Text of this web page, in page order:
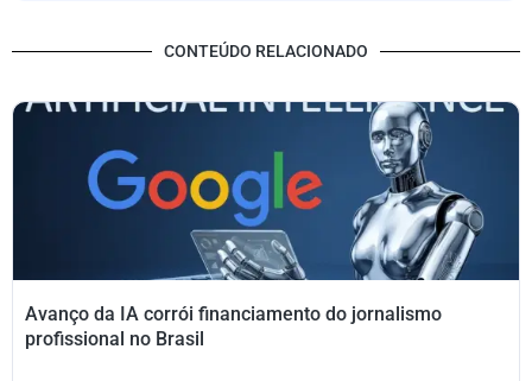
CONTEÚDO RELACIONADO
Avanço da IA corrói financiamento do jornalismo
profissional no Brasil